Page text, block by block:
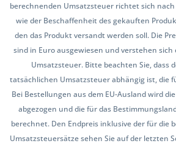
berechnenden Umsatzsteuer richtet sich
wie der Beschaffenheit des gekauften
den das Produkt versandt werden soll. Die
sind in Euro ausgewiesen und verstehen
Umsatzsteuer. Bitte beachten Sie, dass
tatsächlichen Umsatzsteuer abhängig ist, die
Bei Bestellungen aus dem EU-Ausland wird
abgezogen und die für das
berechnet. Den Endpreis inklusive der für die
Umsatzsteuersätze sehen Sie auf der letzten